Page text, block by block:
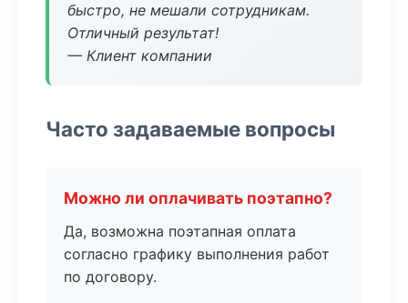
быстро, не мешали сотрудникам.
Отличный результат!
— Клиент компании
Часто задаваемые вопросы
Можно ли оплачивать поэтапно?
Да, возможна поэтапная оплата
согласно графику выполнения работ
по договору.